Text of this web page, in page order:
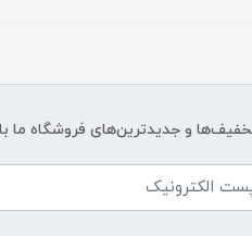
و جدیدترین‌های فروشگاه ما